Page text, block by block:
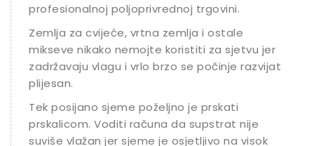
profesionalnoj poljoprivrednoj trgovini.
Zemlja za cvijeće, vrtna zemlja i ostale
mikseve nikako nemojte koristiti za sjetvu jer
zadržavaju vlagu i vrlo brzo se počinje razvijati
plijesan.
Tek posijano sjeme poželjno je prskati
prskalicom. Voditi računa da supstrat nije
suviše vlažan jer sjeme je osjetljivo na visok